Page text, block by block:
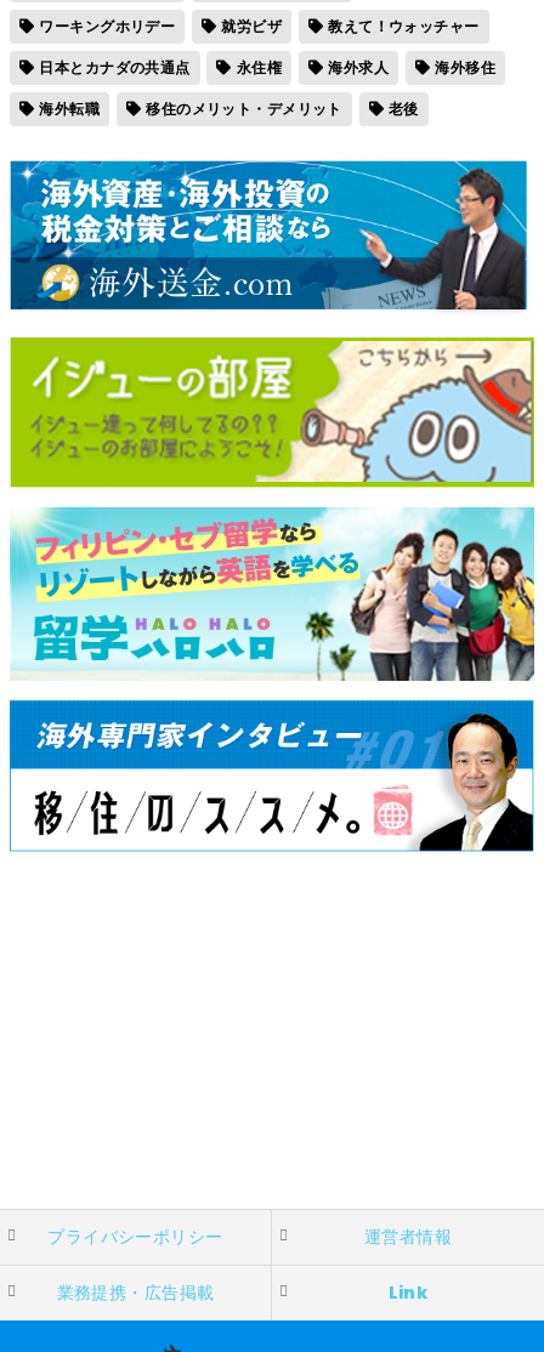
ワーキングホリデー
就労ビザ
教えて！ウォッチャー
日本とカナダの共通点
永住権 海外求人
海外移住
海外転職
移住のメリット・デメリット 老後
プライバシーポリシー 運営者情報
業務提携・広告掲載 Link